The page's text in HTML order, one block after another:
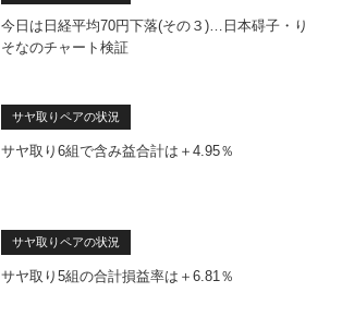
今日は日経平均70円下落(その３)…日本碍子・り
そなのチャート検証
サヤ取りペアの状況
サヤ取り6組で含み益合計は＋4.95％
サヤ取りペアの状況
サヤ取り5組の合計損益率は＋6.81％